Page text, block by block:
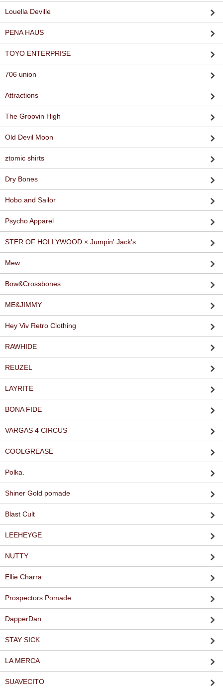
Louella Deville
PENA HAUS
TOYO ENTERPRISE
706 union
Attractions
The Groovin High
Old Devil Moon
ztomic shirts
Dry Bones
Hobo and Sailor
Psycho Apparel
STER OF HOLLYWOOD × Jumpin' Jack's
Mew
Bow&Crossbones
ME&JIMMY
Hey Viv Retro Clothing
RAWHIDE
REUZEL
LAYRITE
BONA FIDE
VARGAS 4 CIRCUS
COOLGREASE
Polka.
Shiner Gold pomade
Blast Cult
LEEHEYGE
NUTTY
Ellie Charra
Prospectors Pomade
DapperDan
STAY SICK
LA MERCA
SUAVECITO